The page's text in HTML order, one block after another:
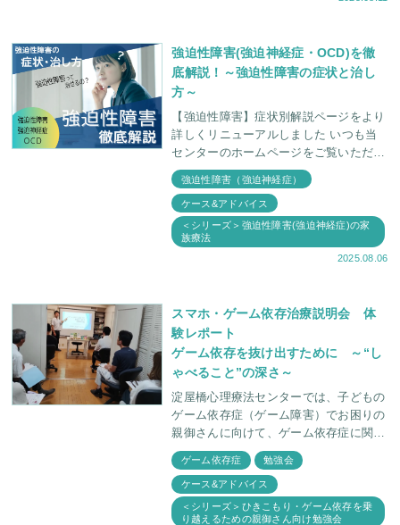
強迫性障害(強迫神経症・OCD)を徹
底解説！～強迫性障害の症状と治し
方～
【強迫性障害】症状別解説ページをより
詳しくリニューアルしました いつも当
センターのホームページをご覧いただ
き、ありがとうございます。 このた
び、【強迫性障害・症状別解説ページ】
をリ
強迫性障害（強迫神経症）
ケース&アドバイス
＜シリーズ＞強迫性障害(強迫神経症)の家
族療法
2025.08.06
スマホ・ゲーム依存治療説明会 体
験レポート
ゲーム依存を抜け出すために ～“し
ゃべること”の深さ～
淀屋橋心理療法センターでは、子どもの
ゲーム依存症（ゲーム障害）でお困りの
親御さんに向けて、ゲーム依存症に関し
て学ぶ会を定期的に行っています。 今
回は6月30日に「スマホ・ゲーム依存治
療説明会」が
ゲーム依存症 勉強会
ケース&アドバイス
＜シリーズ＞ひきこもり・ゲーム依存を乗
り越えるための親御さん向け勉強会